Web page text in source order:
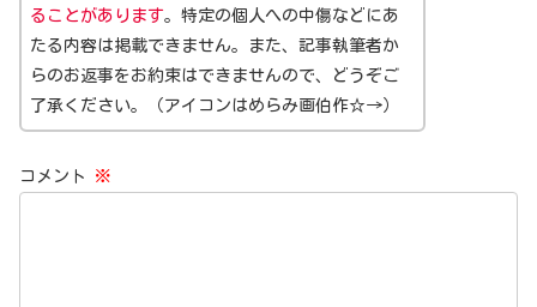
ることがあります。特定の個人への中傷などにあ
たる内容は掲載できません。また、記事執筆者か
らのお返事をお約束はできませんので、どうぞご
了承ください。（アイコンはめらみ画伯作☆→）
コメント ※